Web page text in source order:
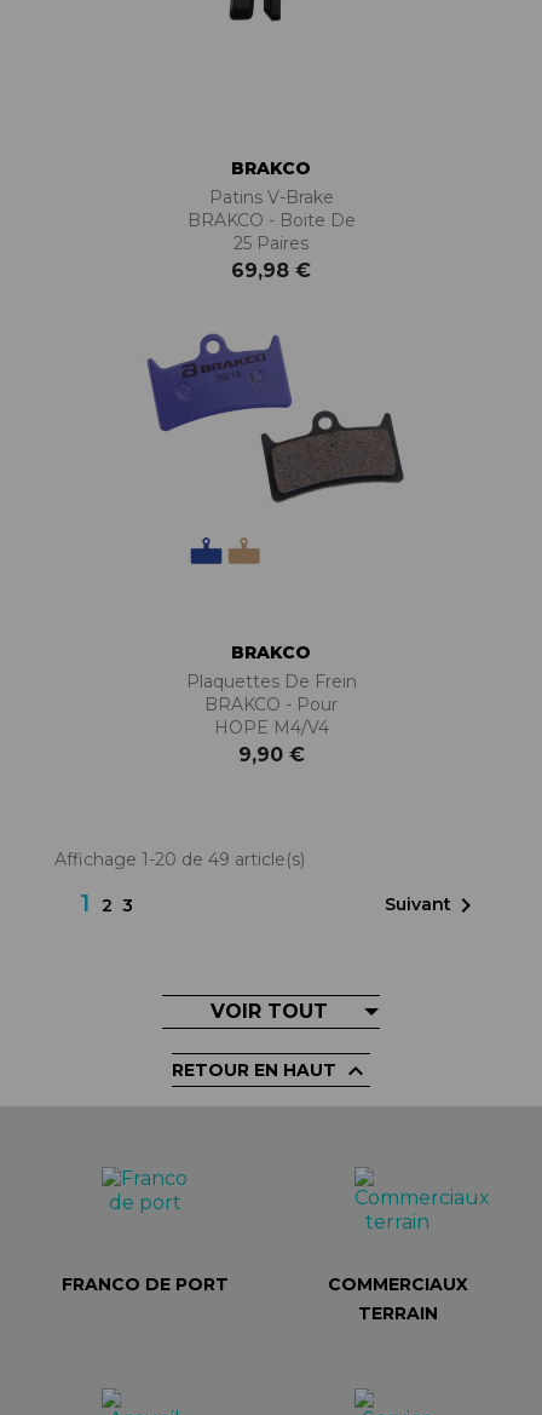
BRAKCO
Patins V-Brake
BRAKCO - Boite De
25 Paires
69,98 €
BRAKCO
Plaquettes De Frein
BRAKCO - Pour
HOPE M4/V4
9,90 €
Affichage 1-20 de 49 article(s)
1 2 3 Suivant 
VOIR TOUT
RETOUR EN HAUT 
FRANCO DE PORT
COMMERCIAUX
TERRAIN